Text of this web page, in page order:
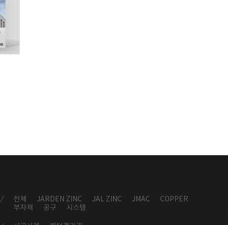
전체 JARDEN ZINC JAL ZINC JMAC
COPPER
부자재
공구 시스템